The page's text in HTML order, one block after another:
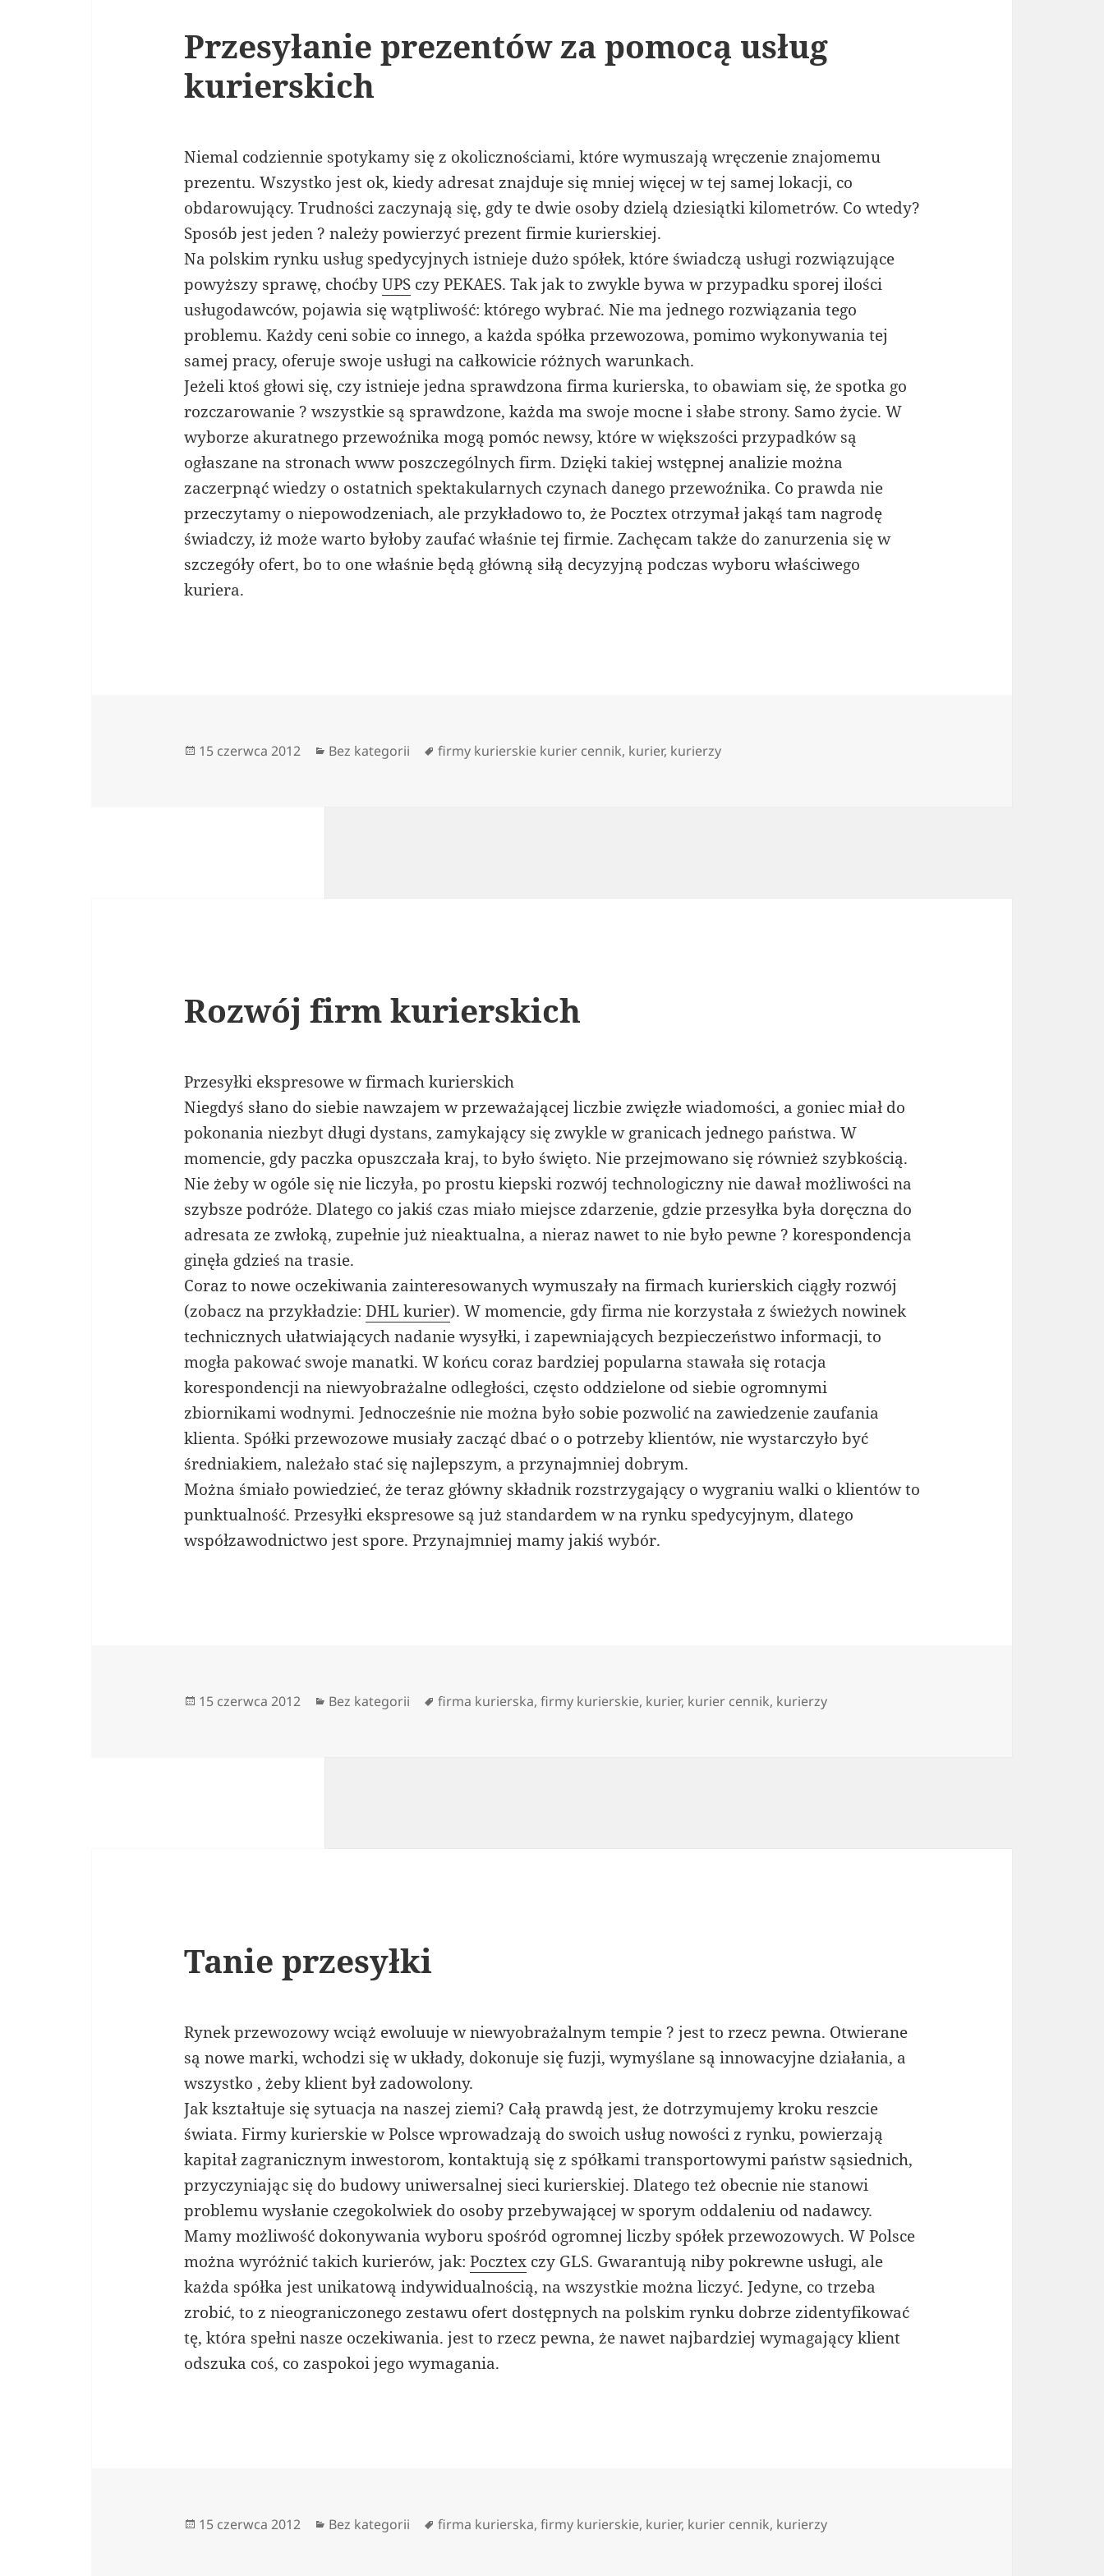
Przesyłanie prezentów za pomocą usług
kurierskich
Niemal codziennie spotykamy się z okolicznościami, które wymuszają wręczenie znajomemu
prezentu. Wszystko jest ok, kiedy adresat znajduje się mniej więcej w tej samej lokacji, co
obdarowujący. Trudności zaczynają się, gdy te dwie osoby dzielą dziesiątki kilometrów. Co wtedy?
Sposób jest jeden ? należy powierzyć prezent firmie kurierskiej.
Na polskim rynku usług spedycyjnych istnieje dużo spółek, które świadczą usługi rozwiązujące
powyższy sprawę, choćbyUPSczy PEKAES. Tak jak to zwykle bywa w przypadku sporej ilości
usługodawców, pojawia się wątpliwość: którego wybrać. Nie ma jednego rozwiązania tego
problemu. Każdy ceni sobie co innego, a każda spółka przewozowa, pomimo wykonywania tej
samej pracy, oferuje swoje usługi na całkowicie różnych warunkach.
Jeżeli ktoś głowi się, czy istnieje jedna sprawdzona firma kurierska, to obawiam się, że spotka go
rozczarowanie ? wszystkie są sprawdzone, każda ma swoje mocne i słabe strony. Samo życie. W
wyborze akuratnego przewoźnika mogą pomóc newsy, które w większości przypadków są
ogłaszane na stronach www poszczególnych firm. Dzięki takiej wstępnej analizie można
zaczerpnąć wiedzy o ostatnich spektakularnych czynach danego przewoźnika. Co prawda nie
przeczytamy o niepowodzeniach, ale przykładowo to, że Pocztex otrzymał jakąś tam nagrodę
świadczy, iż może warto byłoby zaufać właśnie tej firmie. Zachęcam także do zanurzenia się w
szczegóły ofert, bo to one właśnie będą główną siłą decyzyjną podczas wyboru właściwego
kuriera.
Data
15 czerwca 2012 Kategorie
Bez kategorii Tagi
firmy kurierskie kurier cennik, kurier, kurierzy
Rozwój firm kurierskich
Przesyłki ekspresowe w firmach kurierskich
Niegdyś słano do siebie nawzajem w przeważającej liczbie zwięzłe wiadomości, a goniec miał do
pokonania niezbyt długi dystans, zamykający się zwykle w granicach jednego państwa. W
momencie, gdy paczka opuszczała kraj, to było święto. Nie przejmowano się również szybkością.
Nie żeby w ogóle się nie liczyła, po prostu kiepski rozwój technologiczny nie dawał możliwości na
szybsze podróże. Dlatego co jakiś czas miało miejsce zdarzenie, gdzie przesyłka była doręczna do
adresata ze zwłoką, zupełnie już nieaktualna, a nieraz nawet to nie było pewne ? korespondencja
ginęła gdzieś na trasie.
Coraz to nowe oczekiwania zainteresowanych wymuszały na firmach kurierskich ciągły rozwój
(zobacz na przykładzie: DHL kurier). W momencie, gdy firma nie korzystała z świeżych nowinek
technicznych ułatwiających nadanie wysyłki, i zapewniających bezpieczeństwo informacji, to
mogła pakować swoje manatki. W końcu coraz bardziej popularna stawała się rotacja
korespondencji na niewyobrażalne odległości, często oddzielone od siebie ogromnymi
zbiornikami wodnymi. Jednocześnie nie można było sobie pozwolić na zawiedzenie zaufania
klienta. Spółki przewozowe musiały zacząć dbać o o potrzeby klientów, nie wystarczyło być
średniakiem, należało stać się najlepszym, a przynajmniej dobrym.
Można śmiało powiedzieć, że teraz główny składnik rozstrzygający o wygraniu walki o klientów to
punktualność. Przesyłki ekspresowe są już standardem w na rynku spedycyjnym, dlatego
współzawodnictwo jest spore. Przynajmniej mamy jakiś wybór.
Data
15 czerwca 2012 Kategorie
Bez kategorii Tagi
firma kurierska, firmy kurierskie, kurier, kurier cennik, kurierzy
Tanie przesyłki
Rynek przewozowy wciąż ewoluuje w niewyobrażalnym tempie ? jest to rzecz pewna. Otwierane
są nowe marki, wchodzi się w układy, dokonuje się fuzji, wymyślane są innowacyjne działania, a
wszystko , żeby klient był zadowolony.
Jak kształtuje się sytuacja na naszej ziemi? Całą prawdą jest, że dotrzymujemy kroku reszcie
świata. Firmy kurierskie w Polsce wprowadzają do swoich usług nowości z rynku, powierzają
kapitał zagranicznym inwestorom, kontaktują się z spółkami transportowymi państw sąsiednich,
przyczyniając się do budowy uniwersalnej sieci kurierskiej. Dlatego też obecnie nie stanowi
problemu wysłanie czegokolwiek do osoby przebywającej w sporym oddaleniu od nadawcy.
Mamy możliwość dokonywania wyboru spośród ogromnej liczby spółek przewozowych. W Polsce
można wyróżnić takich kurierów, jak: Pocztexczy GLS. Gwarantują niby pokrewne usługi, ale
każda spółka jest unikatową indywidualnością, na wszystkie można liczyć. Jedyne, co trzeba
zrobić, to z nieograniczonego zestawu ofert dostępnych na polskim rynku dobrze zidentyfikować
tę, która spełni nasze oczekiwania. jest to rzecz pewna, że nawet najbardziej wymagający klient
odszuka coś, co zaspokoi jego wymagania.
Data
15 czerwca 2012 Kategorie
Bez kategorii Tagi
firma kurierska, firmy kurierskie, kurier, kurier cennik, kurierzy